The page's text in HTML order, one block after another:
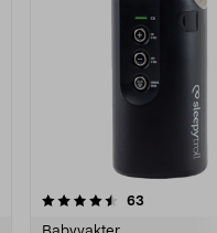
63
3.5 av 5 stjärnor